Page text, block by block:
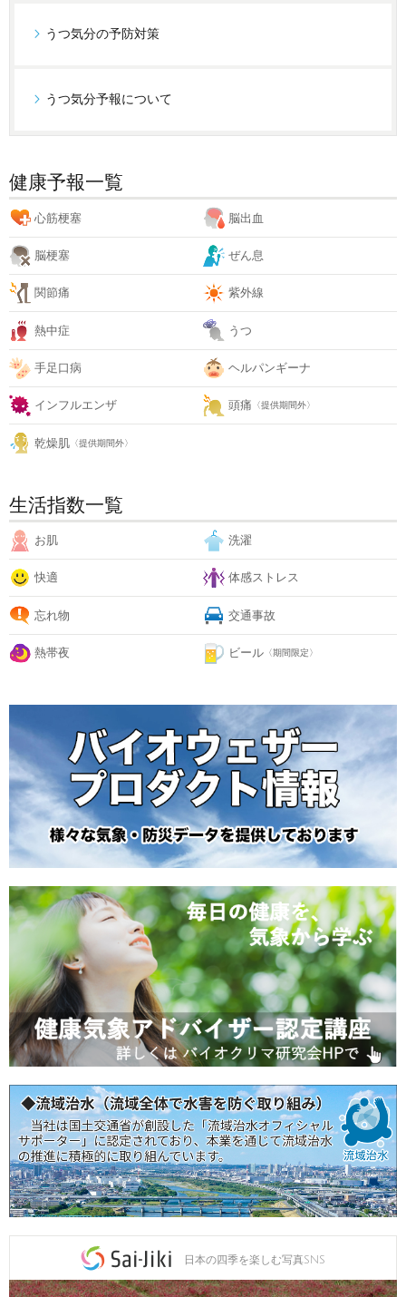
うつ気分の予防対策
うつ気分予報について
健康予報一覧
心筋梗塞 脳出血
脳梗塞 ぜん息
関節痛 紫外線
熱中症 うつ
手足口病 ヘルパンギーナ
インフルエンザ 頭痛 〈提供期間外〉
乾燥肌 〈提供期間外〉
生活指数一覧
お肌 洗濯
快適 体感ストレス
忘れ物 交通事故
熱帯夜 ビール 〈期間限定〉
日本の四季を楽しむ写真SNS